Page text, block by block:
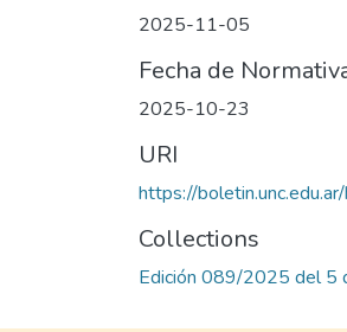
2025-11-05
Fecha de
2025-10-23
URI
https://
Collections
Edición 089/2025 del 5